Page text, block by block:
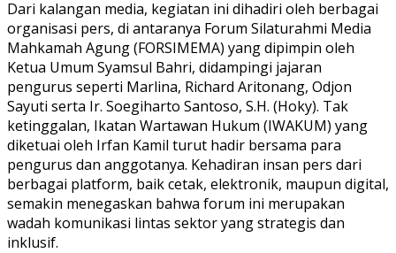
Dari kalangan media, kegiatan ini dihadiri oleh berbagai
organisasi pers, di antaranya Forum Silaturahmi Media
Mahkamah Agung (FORSIMEMA) yang dipimpin oleh
Ketua Umum Syamsul Bahri, didampingi jajaran
pengurus seperti Marlina, Richard Aritonang, Odjon
Sayuti serta Ir. Soegiharto Santoso, S.H. (Hoky). Tak
ketinggalan, Ikatan Wartawan Hukum (IWAKUM) yang
diketuai oleh Irfan Kamil turut hadir bersama para
pengurus dan anggotanya. Kehadiran insan pers dari
berbagai platform, baik cetak, elektronik, maupun digital,
semakin menegaskan bahwa forum ini merupakan
wadah komunikasi lintas sektor yang strategis dan
inklusif.